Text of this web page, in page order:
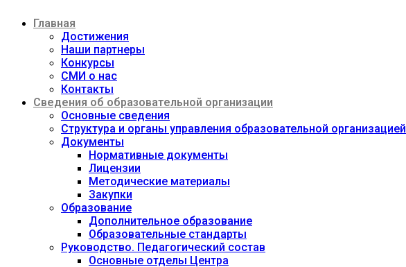
содержимому
Главная
Достижения
Наши партнеры
Конкурсы
СМИ о нас
Контакты
Сведения об образовательной организации
Основные сведения
Структура и органы управления образовательной организацией
Документы
Нормативные документы
Лицензии
Методические материалы
Закупки
Образование
Дополнительное образование
Образовательные стандарты
Руководство. Педагогический состав
Основные отделы Центра